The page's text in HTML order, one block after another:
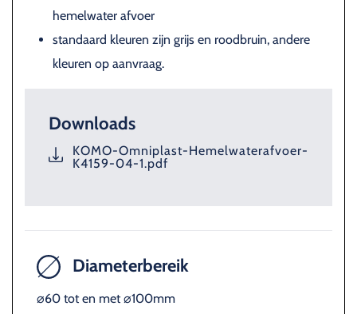
hemelwater afvoer
standaard kleuren zijn grijs en roodbruin, andere
kleuren op aanvraag.
Downloads
KOMO-Omniplast-Hemelwaterafvoer-
K4159-04-1.pdf
Diameterbereik
⌀60 tot en met ⌀100mm